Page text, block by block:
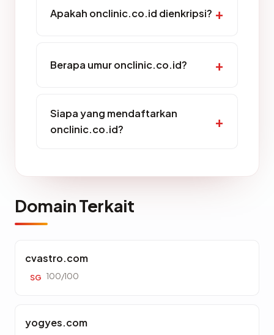
Apakah onclinic.co.id dienkripsi?
Berapa umur onclinic.co.id?
Siapa yang mendaftarkan
onclinic.co.id?
Domain Terkait
cvastro.com
SG 100/100
yogyes.com